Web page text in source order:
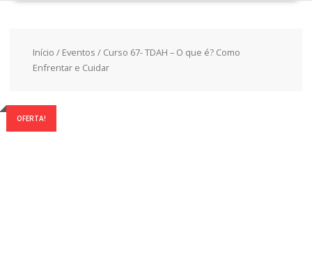
Início / Eventos / Curso 67- TDAH – O que é? Como
Enfrentar e Cuidar
OFERTA!